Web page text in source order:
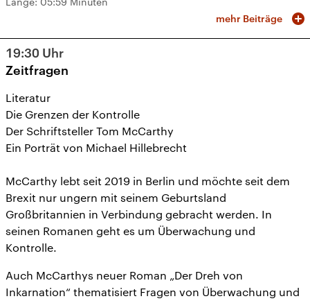
mehr Beiträge
19:30 Uhr
Zeitfragen
Literatur
Die Grenzen der Kontrolle
Der Schriftsteller Tom McCarthy
Ein Porträt von Michael Hillebrecht
McCarthy lebt seit 2019 in Berlin und möchte seit dem
Brexit nur ungern mit seinem Geburtsland
Großbritannien in Verbindung gebracht werden. In
seinen Romanen geht es um Überwachung und
Kontrolle.
Auch McCarthys neuer Roman „Der Dreh von
Inkarnation“ thematisiert Fragen von Überwachung und